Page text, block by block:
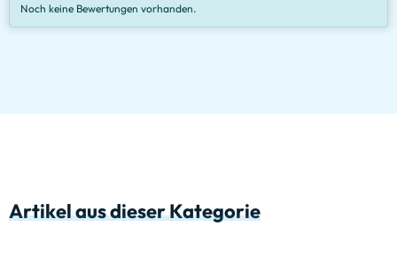
Noch keine Bewertungen vorhanden.
Artikel aus dieser Kategorie